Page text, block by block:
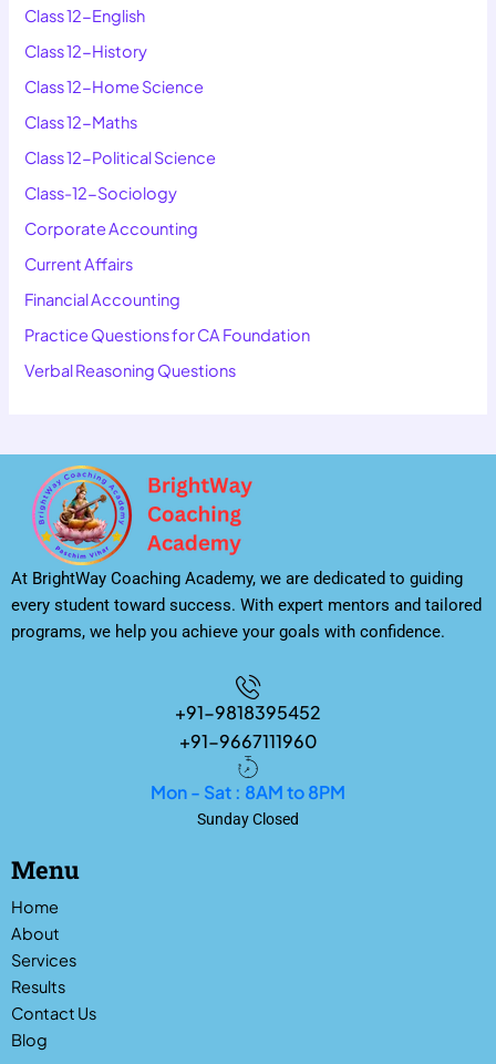
Class 12-English
Class 12-History
Class 12-Home Science
Class 12-Maths
Class 12-Political Science
Class-12-Sociology
Corporate Accounting
Current Affairs
Financial Accounting
Practice Questions for CA Foundation
Verbal Reasoning Questions
At BrightWay Coaching Academy, we are dedicated to guiding
every student toward success. With expert mentors and tailored
programs, we help you achieve your goals with confidence.
+91-9818395452
+91-9667111960
Mon - Sat : 8AM to 8PM
Sunday Closed
Menu
Home
About
Services
Results
Contact Us
Blog